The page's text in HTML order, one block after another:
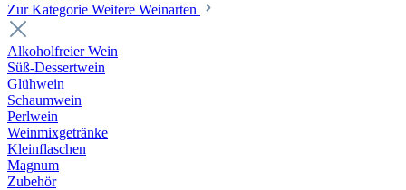
Zur Kategorie Weitere Weinarten
Alkoholfreier Wein
Süß-Dessertwein
Glühwein
Schaumwein
Perlwein
Weinmixgetränke
Kleinflaschen
Magnum
Zubehör